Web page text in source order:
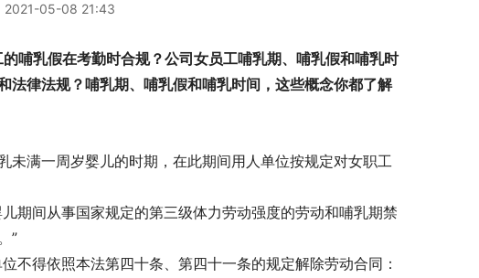
2021-05-08 21:43
哺乳假在考勤时合规？公司女员工哺乳期、哺乳假和哺乳时
法律法规？哺乳期、哺乳假和哺乳时间，这些概念你都了解
满一周岁婴儿的时期，在此期间用人单位按规定对女职工
期间从事国家规定的第三级体力劳动强度的劳动和哺乳期禁
”
不得依照本法第四十条、第四十一条的规定解除劳动合同：